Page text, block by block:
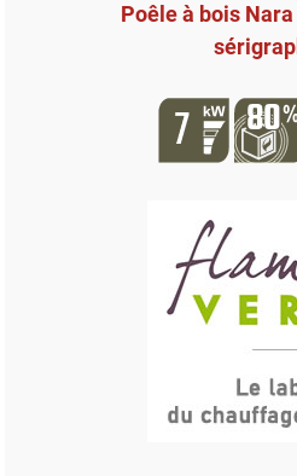
Poêle à bois